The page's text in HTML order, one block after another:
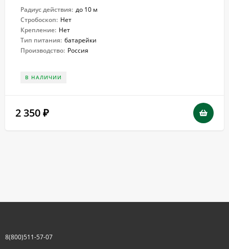
Радиус действия: до 10 м
Стробоскоп: Нет
Крепление: Нет
Тип питания: батарейки
Производство: Россия
В НАЛИЧИИ
2 350 ₽
8(800)511-57-07